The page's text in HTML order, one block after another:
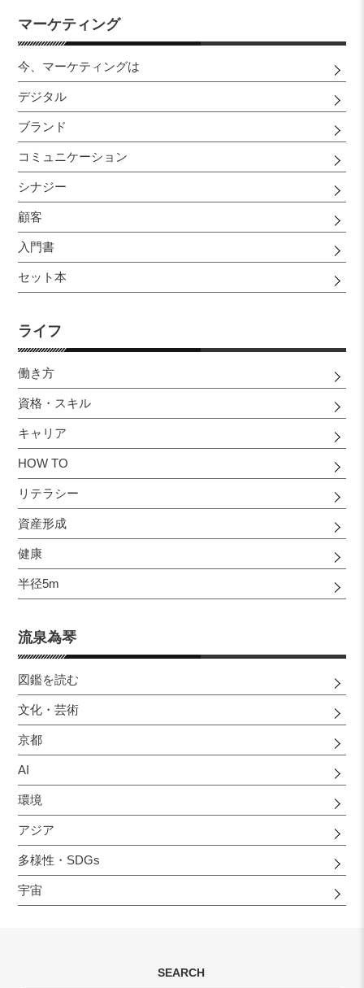
マーケティング
今、マーケティングは
デジタル
ブランド
コミュニケーション
シナジー
顧客
入門書
セット本
ライフ
働き方
資格・スキル
キャリア
HOW TO
リテラシー
資産形成
健康
半径5m
流泉為琴
図鑑を読む
文化・芸術
京都
AI
環境
アジア
多様性・SDGs
宇宙
SEARCH